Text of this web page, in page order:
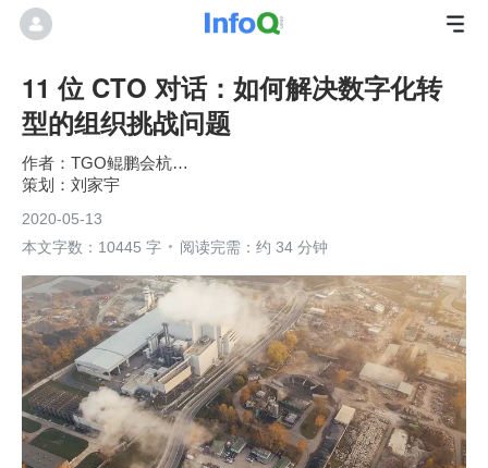
11 位 CTO 对话：如何解决数字化转
型的组织挑战问题
TGO鲲鹏会杭州分会
刘家宇
2020-05-13
本文字数：10445 字
阅读完需：约 34 分钟